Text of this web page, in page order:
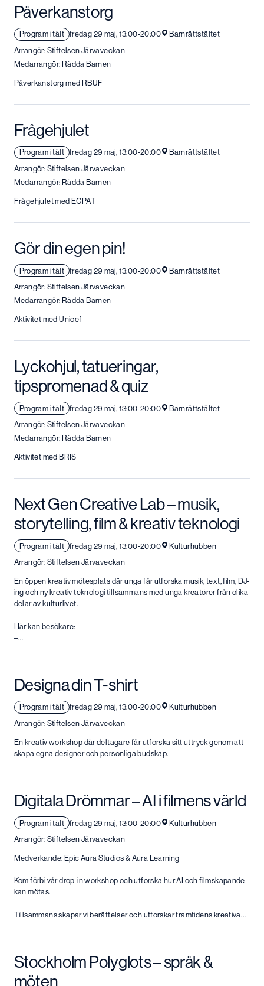
Påverkanstorg
Program i tält fredag 29 maj, 13:00-20:00
Barnrättstältet
Arrangör: Stiftelsen Järvaveckan
Medarrangör: Rädda Barnen
Påverkanstorg med RBUF
Frågehjulet
Program i tält fredag 29 maj, 13:00-20:00
Barnrättstältet
Arrangör: Stiftelsen Järvaveckan
Medarrangör: Rädda Barnen
Frågehjulet med ECPAT
Gör din egen pin!
Program i tält fredag 29 maj, 13:00-20:00
Barnrättstältet
Arrangör: Stiftelsen Järvaveckan
Medarrangör: Rädda Barnen
Aktivitet med Unicef
Lyckohjul, tatueringar,
tipspromenad & quiz
Program i tält fredag 29 maj, 13:00-20:00
Barnrättstältet
Arrangör: Stiftelsen Järvaveckan
Medarrangör: Rädda Barnen
Aktivitet med BRIS
Next Gen Creative Lab – musik,
storytelling, film & kreativ teknologi
Program i tält fredag 29 maj, 13:00-20:00
Kulturhubben
Arrangör: Stiftelsen Järvaveckan
En öppen kreativ mötesplats där unga får utforska musik, text, film, DJ-
ing och ny kreativ teknologi tillsammans med unga kreatörer från olika
delar av kulturlivet.
Här kan besökare:
–…
Designa din T-shirt
Program i tält fredag 29 maj, 13:00-20:00
Kulturhubben
Arrangör: Stiftelsen Järvaveckan
En kreativ workshop där deltagare får utforska sitt uttryck genom att
skapa egna designer och personliga budskap.
Digitala Drömmar – AI i filmens värld
Program i tält fredag 29 maj, 13:00-20:00
Kulturhubben
Arrangör: Stiftelsen Järvaveckan
Medverkande: Epic Aura Studios & Aura Learning
Kom förbi vår drop-in workshop och utforska hur AI och filmskapande
kan mötas.
Tillsammans skapar vi berättelser och utforskar framtidens kreativa…
Stockholm Polyglots – språk &
möten